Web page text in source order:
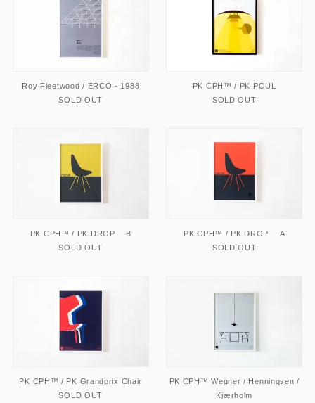
Roy Fleetwood / ERCO - 1988
SOLD OUT
PK CPH™ / PK POUL
SOLD OUT
PK CPH™ / PK DROP B
SOLD OUT
PK CPH™ / PK DROP A
SOLD OUT
PK CPH™ / PK Grandprix Chair
SOLD OUT
PK CPH™ Wegner / Henningsen /
Kjærholm